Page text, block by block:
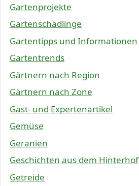
Gartenprojekte
Gartenschädlinge
Gartentipps und Informationen
Gartentrends
Gärtnern nach Region
Gärtnern nach Zone
Gast- und Expertenartikel
Gemüse
Geranien
Geschichten aus dem Hinterhof
Getreide